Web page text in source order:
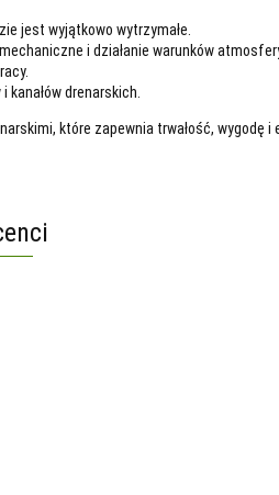
jest wyjątkowo wytrzymałe.
i działanie warunków
drenarskich.
które zapewnia trwałość, wygodę